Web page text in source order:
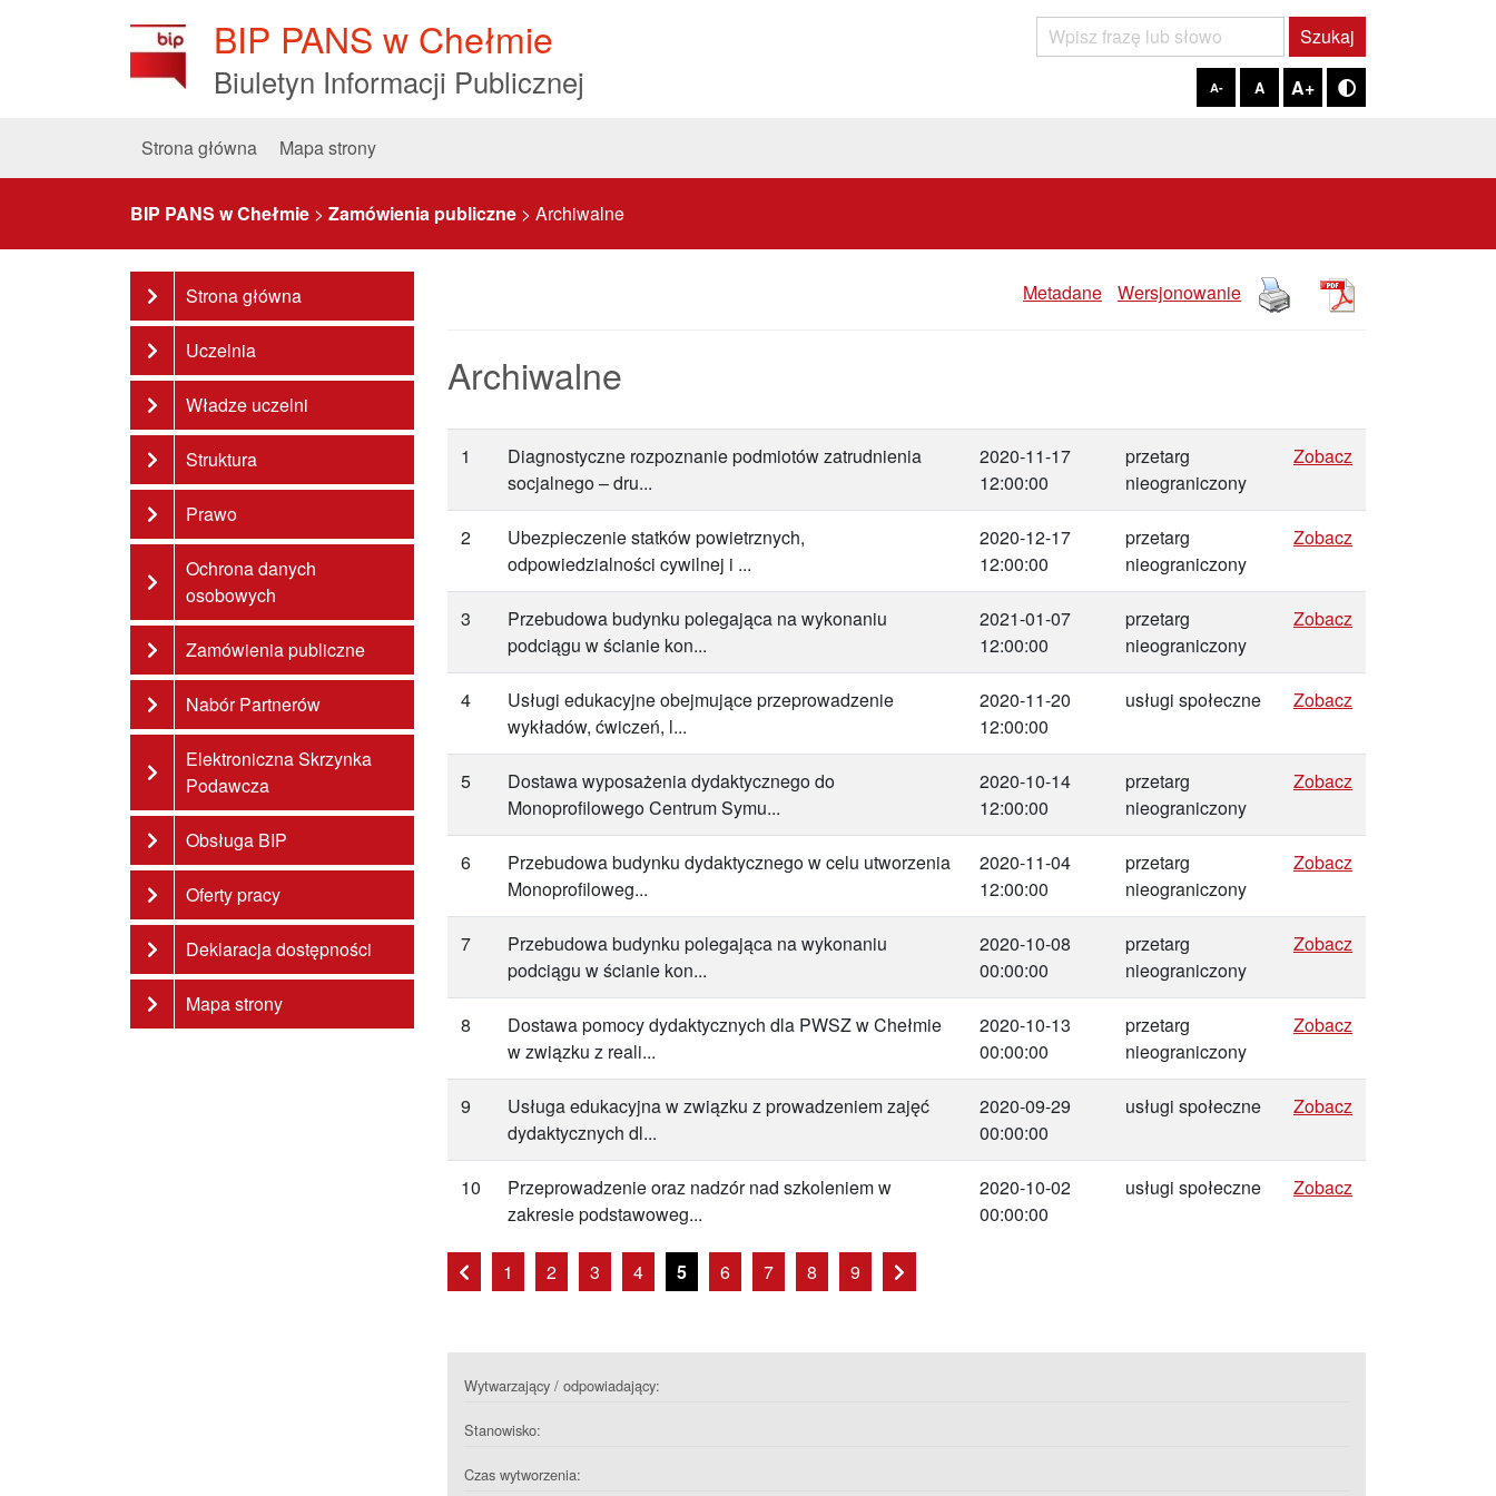
BIP PANS w Chełmie
Biuletyn Informacji Publicznej
Szukaj Szukaj
A- A A+
Tryb kontrastowy
Strona główna
Mapa strony
BIP PANS w Chełmie > Zamówienia publiczne > Archiwalne
Strona główna
Uczelnia
Władze uczelni
Struktura
Prawo
Ochrona danych
osobowych
Zamówienia publiczne
Nabór Partnerów
Elektroniczna Skrzynka
Podawcza
Obsługa BIP
Oferty pracy
Deklaracja dostępności
Mapa strony
Metadane Wersjonowanie
Archiwalne
1
Diagnostyczne rozpoznanie podmiotów zatrudnienia
socjalnego – dru...
2020-11-17
12:00:00
przetarg
nieograniczony
Zobacz
2
Ubezpieczenie statków powietrznych,
odpowiedzialności cywilnej i ...
2020-12-17
12:00:00
przetarg
nieograniczony
Zobacz
3
Przebudowa budynku polegająca na wykonaniu
podciągu w ścianie kon...
2021-01-07
12:00:00
przetarg
nieograniczony
Zobacz
4
Usługi edukacyjne obejmujące przeprowadzenie
wykładów, ćwiczeń, l...
2020-11-20
12:00:00
usługi społeczne Zobacz
5
Dostawa wyposażenia dydaktycznego do
Monoprofilowego Centrum Symu...
2020-10-14
12:00:00
przetarg
nieograniczony
Zobacz
6
Przebudowa budynku dydaktycznego w celu utworzenia
Monoprofiloweg...
2020-11-04
12:00:00
przetarg
nieograniczony
Zobacz
7
Przebudowa budynku polegająca na wykonaniu
podciągu w ścianie kon...
2020-10-08
00:00:00
przetarg
nieograniczony
Zobacz
8
Dostawa pomocy dydaktycznych dla PWSZ w Chełmie
w związku z reali...
2020-10-13
00:00:00
przetarg
nieograniczony
Zobacz
9
Usługa edukacyjna w związku z prowadzeniem zajęć
dydaktycznych dl...
2020-09-29
00:00:00
usługi społeczne Zobacz
10
Przeprowadzenie oraz nadzór nad szkoleniem w
zakresie podstawoweg...
2020-10-02
00:00:00
usługi społeczne Zobacz
Przejdź do pierwszej strony
1 2 3 4 5 6 7 8 9
Wytwarzający / odpowiadający:
Stanowisko:
Czas wytworzenia: